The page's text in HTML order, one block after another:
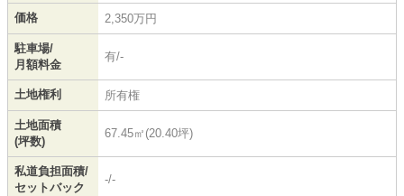
価格 2,350万円
駐車場/
月額料金
有/-
土地権利 所有権
土地面積
(坪数)
67.45㎡(20.40坪)
私道負担面積/
セットバック
-/-